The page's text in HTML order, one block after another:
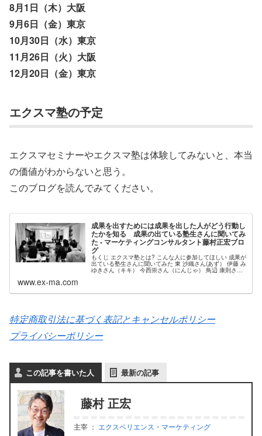
8月1 日（木）大阪
9月6日（金）東京
10月30日（水）東京
11 月26日（火）大阪
12月20日（金）東京
エクスマ塾の予定
エクスマセミナーやエクスマ塾は体験してみないと、本当
の価値がわからないと思う。
このブログを読んでみてください。
成果を出すためには成果を出した人がどう行動し
たかを知る 成果の出ている塾生さんに聞いてみ
た - マーケティングコンサルタント藤村正宏ブロ
グ
もくじ エクスマ塾とは? こんな人に参加してほしい 成果が
出ている塾生さんに聞いてみた 東 沙織さん(あず） 伊藤 み
ゆきさん（キキ） 今西崇さん（にんじゃ） 鳥辺 康則さん
（トリちゃん） 金岡 潤さん(かねやん） 横山
www.ex-ma.com
特定商取引法に基づく表記とキャンセルポリシー
プライバシーポリシー
この記事を書いた人 最新の記事
藤村 正宏
主宰 ： エクスペリエンス・マーケティング